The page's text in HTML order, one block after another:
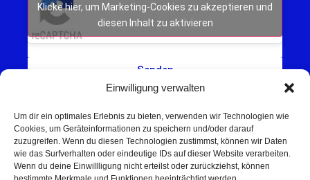
Einwilligung verwalten
Um dir ein optimales Erlebnis zu bieten, verwenden wir Technologien wie
Cookies, um Geräteinformationen zu speichern und/oder darauf
zuzugreifen. Wenn du diesen Technologien zustimmst, können wir Daten
wie das Surfverhalten oder eindeutige IDs auf dieser Website verarbeiten.
Wenn du deine Einwillligung nicht erteilst oder zurückziehst, können
Schweinfurt NEWS – Aktuelle Nachrichten,
Klicke hier, um Marketing-Cookies zu akzeptieren und
diesen Inhalt zu aktivieren
Senden